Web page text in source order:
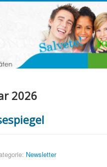
2026
Newsletter